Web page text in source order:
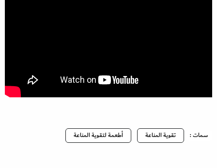
سمات : تقوية المناعة أطعمة لتقوية المناعة